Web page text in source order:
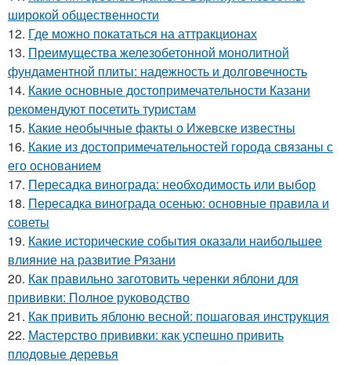
широкой общественности
12. Где можно покататься на аттракционах
13. Преимущества железобетонной монолитной
фундаментной плиты: надежность и долговечность
14. Какие основные достопримечательности Казани
рекомендуют посетить туристам
15. Какие необычные факты о Ижевске известны
16. Какие из достопримечательностей города связаны с
его основанием
17. Пересадка винограда: необходимость или выбор
18. Пересадка винограда осенью: основные правила и
советы
19. Какие исторические события оказали наибольшее
влияние на развитие Рязани
20. Как правильно заготовить черенки яблони для
прививки: Полное руководство
21. Как привить яблоню весной: пошаговая инструкция
22. Мастерство прививки: как успешно привить
плодовые деревья